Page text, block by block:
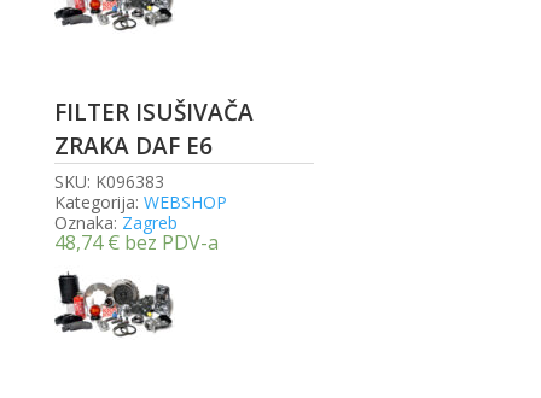
FILTER ISUŠIVAČA
ZRAKA DAF E6
SKU: K096383
Kategorija: WEBSHOP
Oznaka: Zagreb
48,74€ bez PDV-a